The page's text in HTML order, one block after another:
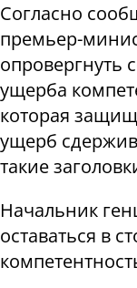
Согласно
премьер-
опровергнуть
ущерба
которая
ущерб
такие
Начальник
оставаться в